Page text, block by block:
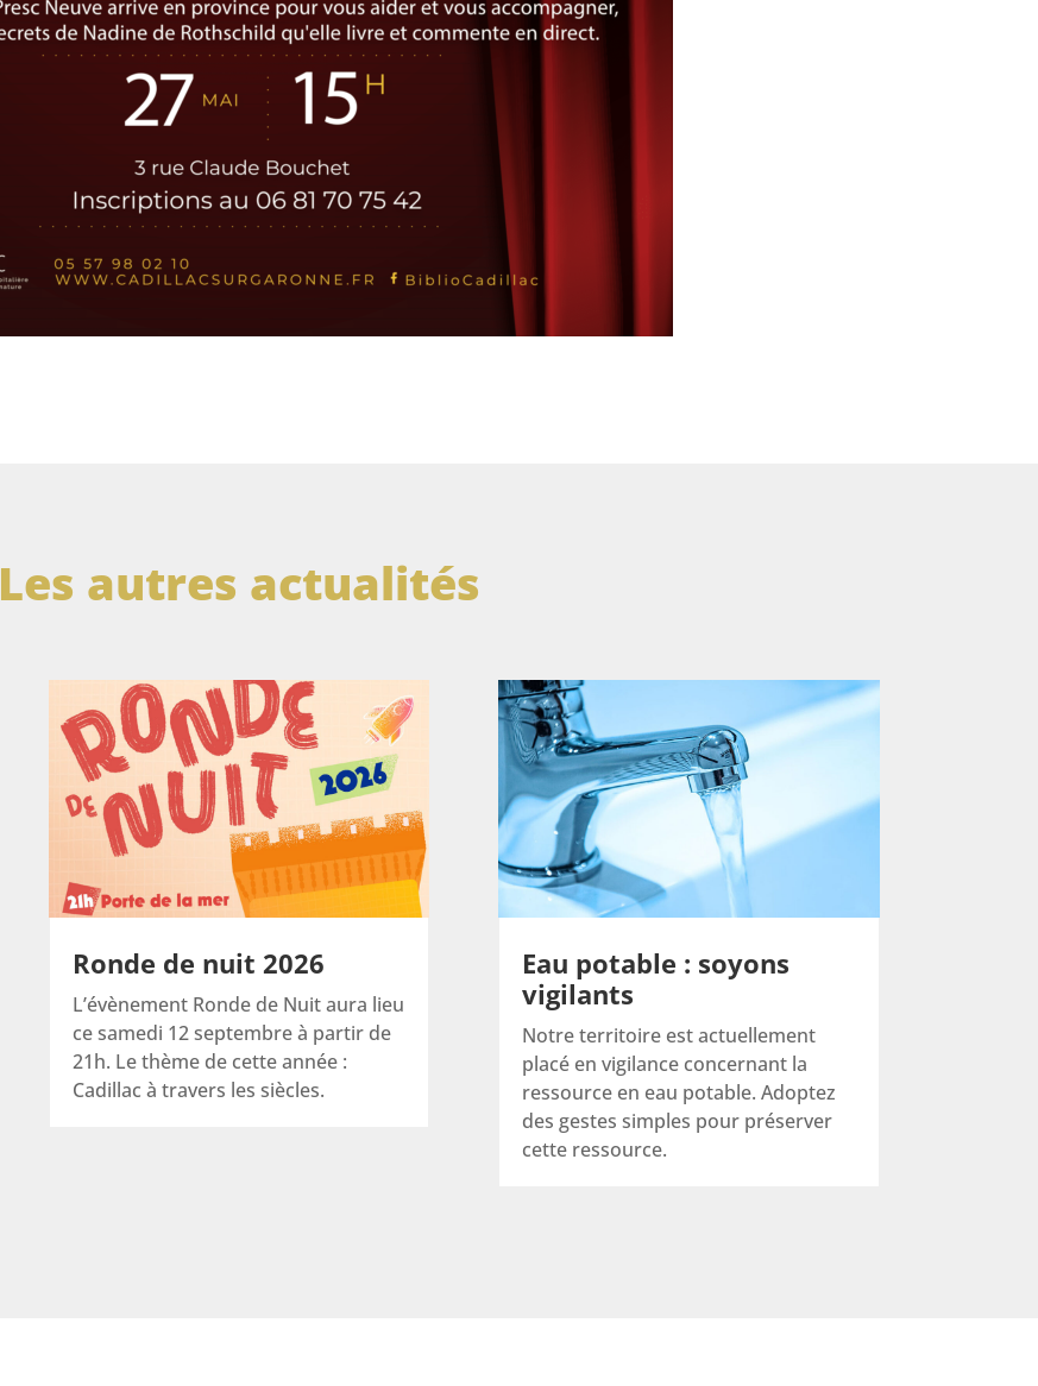
Les autres actualités
Ronde de nuit 2026
L’évènement Ronde de Nuit aura lieu
ce samedi 12 septembre à partir de
21h. Le thème de cette année :
Cadillac à travers les siècles.
Eau potable : soyons
vigilants
Notre territoire est actuellement
placé en vigilance concernant la
ressource en eau potable. Adoptez
des gestes simples pour préserver
cette ressource.